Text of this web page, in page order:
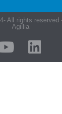
All rights reserved
Agillia